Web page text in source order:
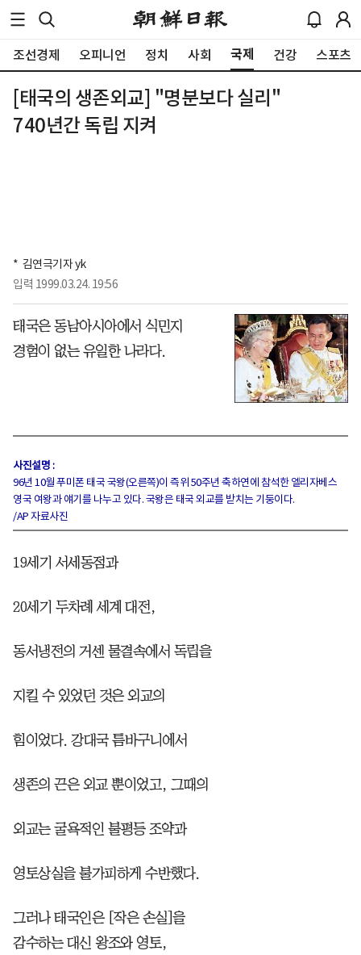
조선경제 오피니언 정치 사회 국제 건강 스포츠
[태국의 생존외교] "명분보다 실리"
740년간 독립 지켜
*  김연극기자 yk
입력 1999.03.24. 19:56
태국은 동남아시아에서 식민지
경험이 없는 유일한 나라다.
사진설명 :
96년 10월 푸미폰 태국 국왕(오른쪽)이 즉위 50주년 축하연에 참석한 엘리자베스
영국 여왕과 얘기를 나누고 있다. 국왕은 태국 외교를 받치는 기둥이다.
/AP 자료사진
19세기 서세동점과
20세기 두차례 세계 대전,
동서냉전의 거센 물결속에서 독립을
지킬 수 있었던 것은 외교의
힘이었다. 강대국 틈바구니에서
생존의 끈은 외교 뿐이었고, 그때의
외교는 굴욕적인 불평등 조약과
영토상실을 불가피하게 수반했다.
그러나 태국인은 [작은 손실]을
감수하는 대신 왕조와 영토,